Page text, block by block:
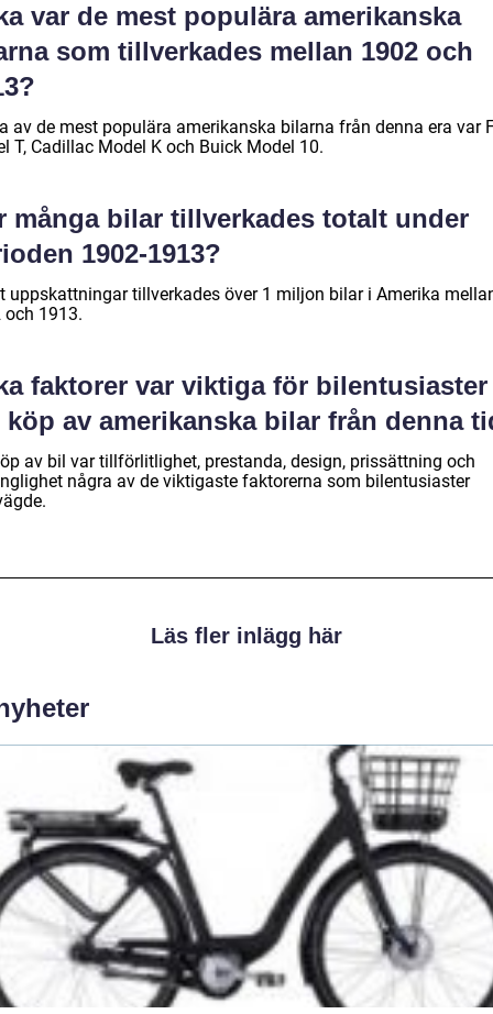
var de mest populära amerikanska
som tillverkades mellan 1902 och
av de mest populära amerikanska bilarna från denna era var
T, Cadillac Model K och Buick Model 10.
många bilar tillverkades totalt under
1902-1913?
uppskattningar tillverkades över 1 miljon bilar i Amerika
och 1913.
faktorer var viktiga för bilentusiaster
av amerikanska bilar från denna
av bil var tillförlitlighet, prestanda, design, prissättning och
några av de viktigaste faktorerna som bilentusiaster
Läs fler inlägg här